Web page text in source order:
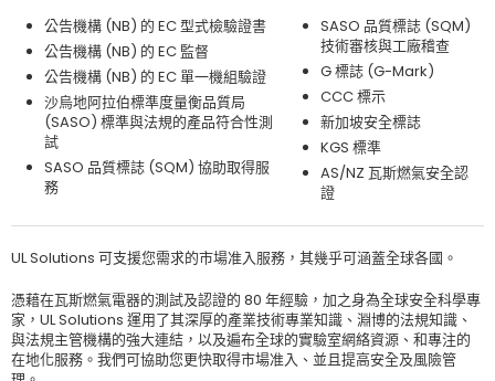
公告機構 (NB) 的 EC 型式檢驗證書
公告機構 (NB) 的 EC 監督
公告機構 (NB) 的 EC 單一機組驗證
沙烏地阿拉伯標準度量衡品質局
(SASO) 標準與法規的產品符合性測
試
SASO 品質標誌 (SQM) 協助取得服
務
SASO 品質標誌 (SQM)
技術審核與工廠稽查
G 標誌 (G-Mark)
CCC 標示
新加坡安全標誌
KGS 標準
AS/NZ 瓦斯燃氣安全認
證
UL Solutions 可支援您需求的市場准入服務，其幾乎可涵蓋全球各國。
憑藉在瓦斯燃氣電器的測試及認證的 80 年經驗，加之身為全球安全科學專
家，UL Solutions 運用了其深厚的產業技術專業知識、淵博的法規知識、
與法規主管機構的強大連結，以及遍布全球的實驗室網絡資源、和專注的
在地化服務。我們可協助您更快取得市場准入、並且提高安全及風險管